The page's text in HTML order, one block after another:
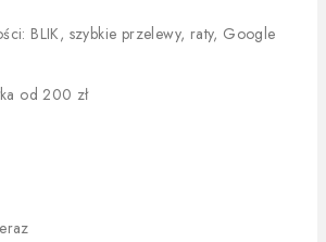
BLIK, szybkie przelewy, raty, Google
od 200 zł